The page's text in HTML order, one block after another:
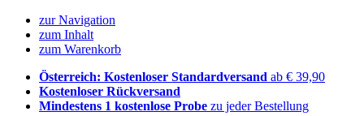
zur Navigation
zum Inhalt
zum Warenkorb
Österreich: Kostenloser Standardversand ab € 39,90
Kostenloser Rückversand
Mindestens 1 kostenlose Probe zu jeder Bestellung